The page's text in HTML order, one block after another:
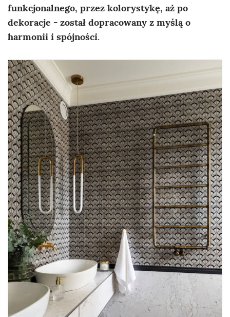
funkcjonalnego, przez kolorystykę, aż po
dekoracje - został dopracowany z myślą o
harmonii i spójności.